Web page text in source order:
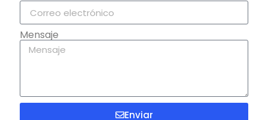
Mensaje
Enviar